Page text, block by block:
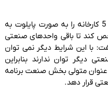
وی با بیان اینکه دولت می تواند 5 کارخانه را به صورت پایلوت به
کند تا باقی واحدهای صنعتی
با این شرایط دیگر نمی توان
دیگر توان ندارند بنابراین
متولی بخش صنعت برنامه
قرار دهد.